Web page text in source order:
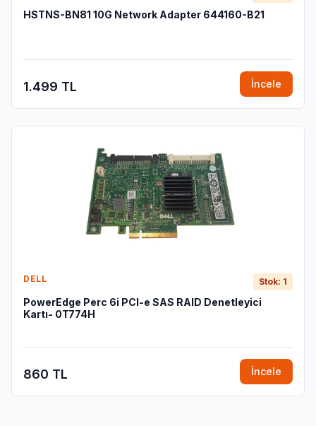
HSTNS-BN81 10G Network Adapter 644160-B21
1.499 TL İncele
DELL Stok: 1
PowerEdge Perc 6i PCI-e SAS RAID Denetleyici
Kartı- 0T774H
860 TL İncele